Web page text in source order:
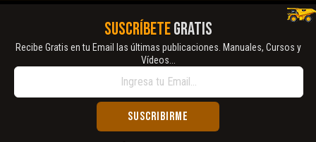
SUSCRÍBETEGRATIS
Recibe Gratis en tu Email las últimas publicaciones. Manuales, Cursos y
Vídeos...